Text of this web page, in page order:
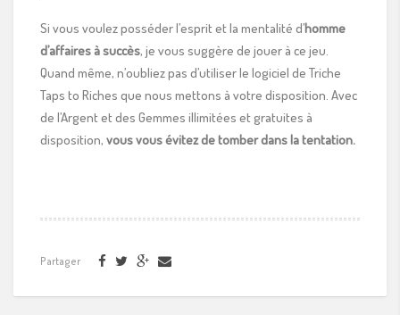
Si vous voulez posséder l’esprit et la mentalité d’homme
d’affaires à succès, je vous suggère de jouer à ce jeu.
Quand même, n’oubliez pas d’utiliser le logiciel de Triche
Taps to Riches que nous mettons à votre disposition. Avec
de l’Argent et des Gemmes illimitées et gratuites à
disposition, vous vous évitez de tomber dans la tentation.
Partager